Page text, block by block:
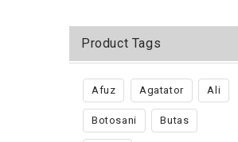
Product Tags
Afuz Agatator Ali
Botosani Butas